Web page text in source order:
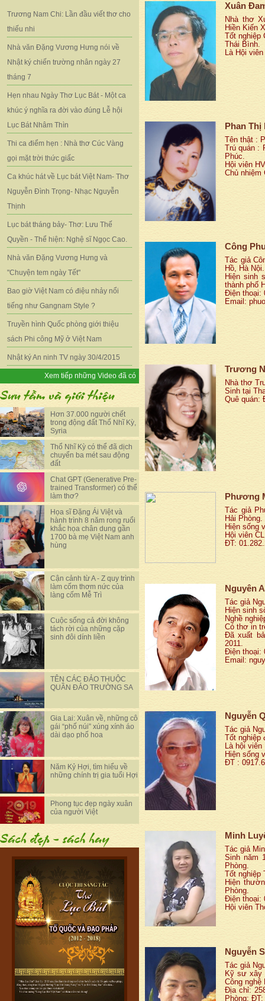
Trương Nam Chi: Lần đầu viết thơ cho
thiếu nhi
Nhà văn Đặng Vương Hưng nói về
Nhật ký chiến trường nhân ngày 27
tháng 7
Hẹn nhau Ngày Thơ Lục Bát - Một ca
khúc ý nghĩa ra đời vào đúng Lễ hội
Lục Bát Nhâm Thìn
Thi ca điểm hẹn : Nhà thơ Cúc Vàng
gọi mặt trời thức giấc
Ca khúc hát về Lục bát Việt Nam- Thơ
Nguyễn Đình Trọng- Nhạc Nguyễn
Thịnh
Lục bát tháng bảy- Thơ: Lưu Thế
Quyền - Thể hiện: Nghệ sĩ Ngọc Cao.
Nhà văn Đặng Vương Hưng và
"Chuyện tem ngày Tết"
Bao giờ Việt Nam có điệu nhảy nổi
tiếng như Gangnam Style ?
Truyền hình Quốc phòng giới thiệu
sách Phi công Mỹ ở Việt Nam
Nhật ký An ninh TV ngày 30/4/2015
Xem tiếp những Video đã có
Hơn 37.000 người chết
trong động đất Thổ Nhĩ Kỳ,
Syria
Thổ Nhĩ Kỳ có thể đã dịch
chuyển ba mét sau động
đất
Chat GPT (Generative Pre-
trained Transformer) có thể
làm thơ?
Họa sĩ Đặng Ái Việt và
hành trình 8 năm rong ruổi
khắc họa chân dung gần
1700 bà mẹ Việt Nam anh
hùng
Cận cảnh từ A - Z quy trình
làm cốm thơm nức của
làng cốm Mễ Trì
Cuộc sống cả đời không
tách rời của những cặp
sinh đôi dính liền
TÊN CÁC ĐẢO THUỘC
QUẦN ĐẢO TRƯỜNG SA
Gia Lai: Xuân về, những cô
gái “phố núi” xúng xính áo
dài dạo phố hoa
Năm Kỷ Hợi, tìm hiểu về
những chính trị gia tuổi Hợi
Phong tục đẹp ngày xuân
của người Việt
Xuân
Nhà thơ
Hiền Kiến
Tốt nghiệp
Thái Bình.
Là Hội
Phan Thị
Tên thật :
Trú quán
Phúc.
Hội viên
Chủ nhiệm
Công
Tác giả
Hồ, Hà Nội.
Hiện sinh
thành phố
Điện thoại:
Email:
Trương
Nhà thơ
Sinh tại
Quê quán:
Phương
Tác giả
Hải Phòng.
Hiện sống
Hội viên
ĐT:
Nguyên
Tác giả
Hiện sinh
Nghề
Có thơ in
Đã xuất
2011.
Điện thoại:
Email:
Nguyễn
Tác giả
Tốt nghiệp
Là hội
Hiện sống
ĐT :
Minh
Tác giả
Sinh năm
Phòng.
Tốt
Hiện
Phòng.
Điện thoại:
Hội viên
Nguyễn
Tác giả
Kỹ sư xây
Công nghệ
Địa chỉ:
Phòng; ĐT: